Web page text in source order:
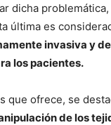
dicha
última es
invasiva y
los pacientes.
que ofrece, se
de los